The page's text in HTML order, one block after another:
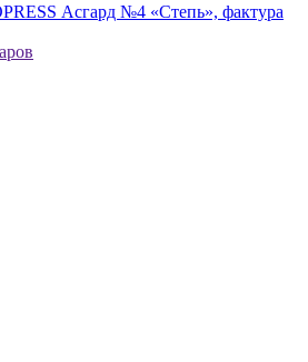
Асгард №4 «Степь», фактура